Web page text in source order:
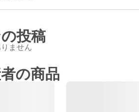
投稿
ません
の商品